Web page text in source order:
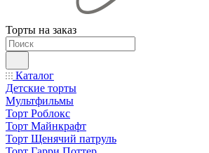
Торты на заказ
Каталог
Детские торты
Мультфильмы
Торт Роблокс
Торт Майнкрафт
Торт Щенячий патруль